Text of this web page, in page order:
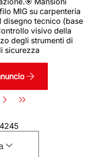
MIG su carpenteria
disegno tecnico (base
visivo della
degli strumenti di
sicurezza